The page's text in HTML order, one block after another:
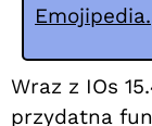
Emojipedia.
Wraz z IOs
przydatna